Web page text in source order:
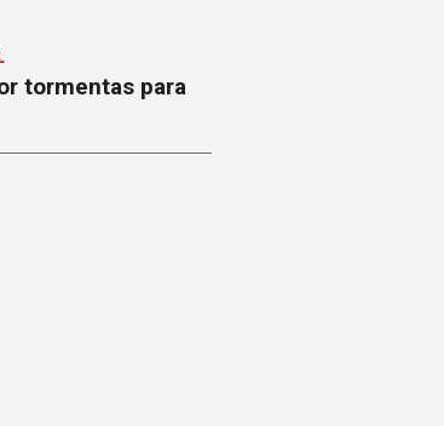
tormentas para